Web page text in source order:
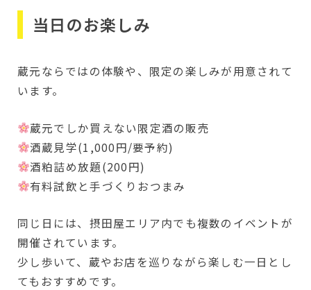
当日のお楽しみ
蔵元ならではの体験や、限定の楽しみが用意されて
います。
蔵元でしか買えない限定酒の販売
酒蔵見学(1,000円/要予約)
酒粕詰め放題(200円)
有料試飲と手づくりおつまみ
同じ日には、摂田屋エリア内でも複数のイベントが
開催されています。
少し歩いて、蔵やお店を巡りながら楽しむ一日とし
てもおすすめです。